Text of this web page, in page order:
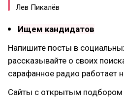
Лев Пикалёв
Ищем кандидатов
Напишите посты в
рассказывайте о своих
сарафанное радио работает
Сайты с открытым подбором